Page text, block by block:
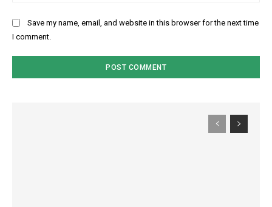
Save my name, email, and website in this browser for the next time
I comment.